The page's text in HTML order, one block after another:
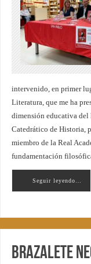
intervenido, en primer
Literatura, que me ha
dimensión educativa
Catedrático de Historia,
miembro de la Real
fundamentación
Seguir leyendo…
Brazalete